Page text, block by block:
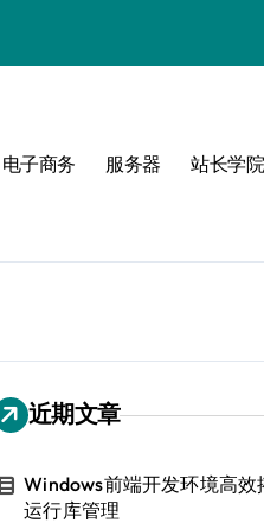
电子商务 服务器 站长学院
近期文章
Windows前端开发环境高效
运行库管理